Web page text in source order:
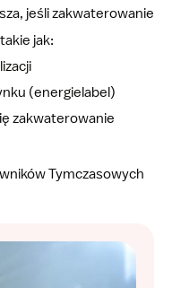
jeśli zakwaterowanie
jak:
(energielabel)
zakwaterowanie
Tymczasowych